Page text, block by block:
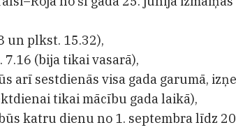
un plkst. 15.32),
(bija tikai vasarā),
arī sestdienās visa gada garumā,
tikai mācību gada laikā),
katru dienu no 1. septembra līdz